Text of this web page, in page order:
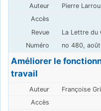
Pierre
La Lettre du
no 480,
Améliorer le
travail
Françoise Gri